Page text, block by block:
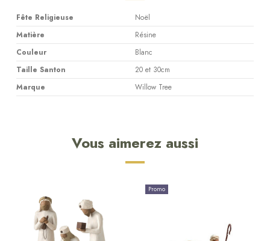
Fête Religieuse
Noël
Matière
Résine
Couleur
Blanc
Taille Santon
20 et 30cm
Marque
Willow Tree
Vous aimerez aussi
Promo